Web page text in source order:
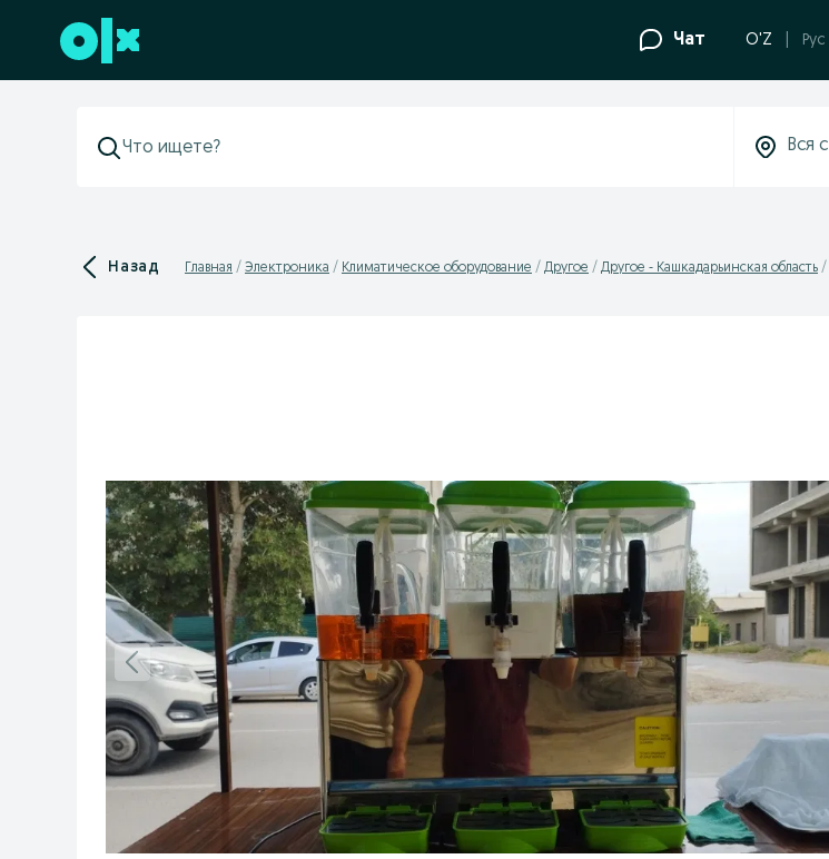
Перейти к нижнему колонтитулу Чат O'Z Рус
Назад Главная Электроника Климатическое оборудование Другое Другое - Кашкадарьинская область